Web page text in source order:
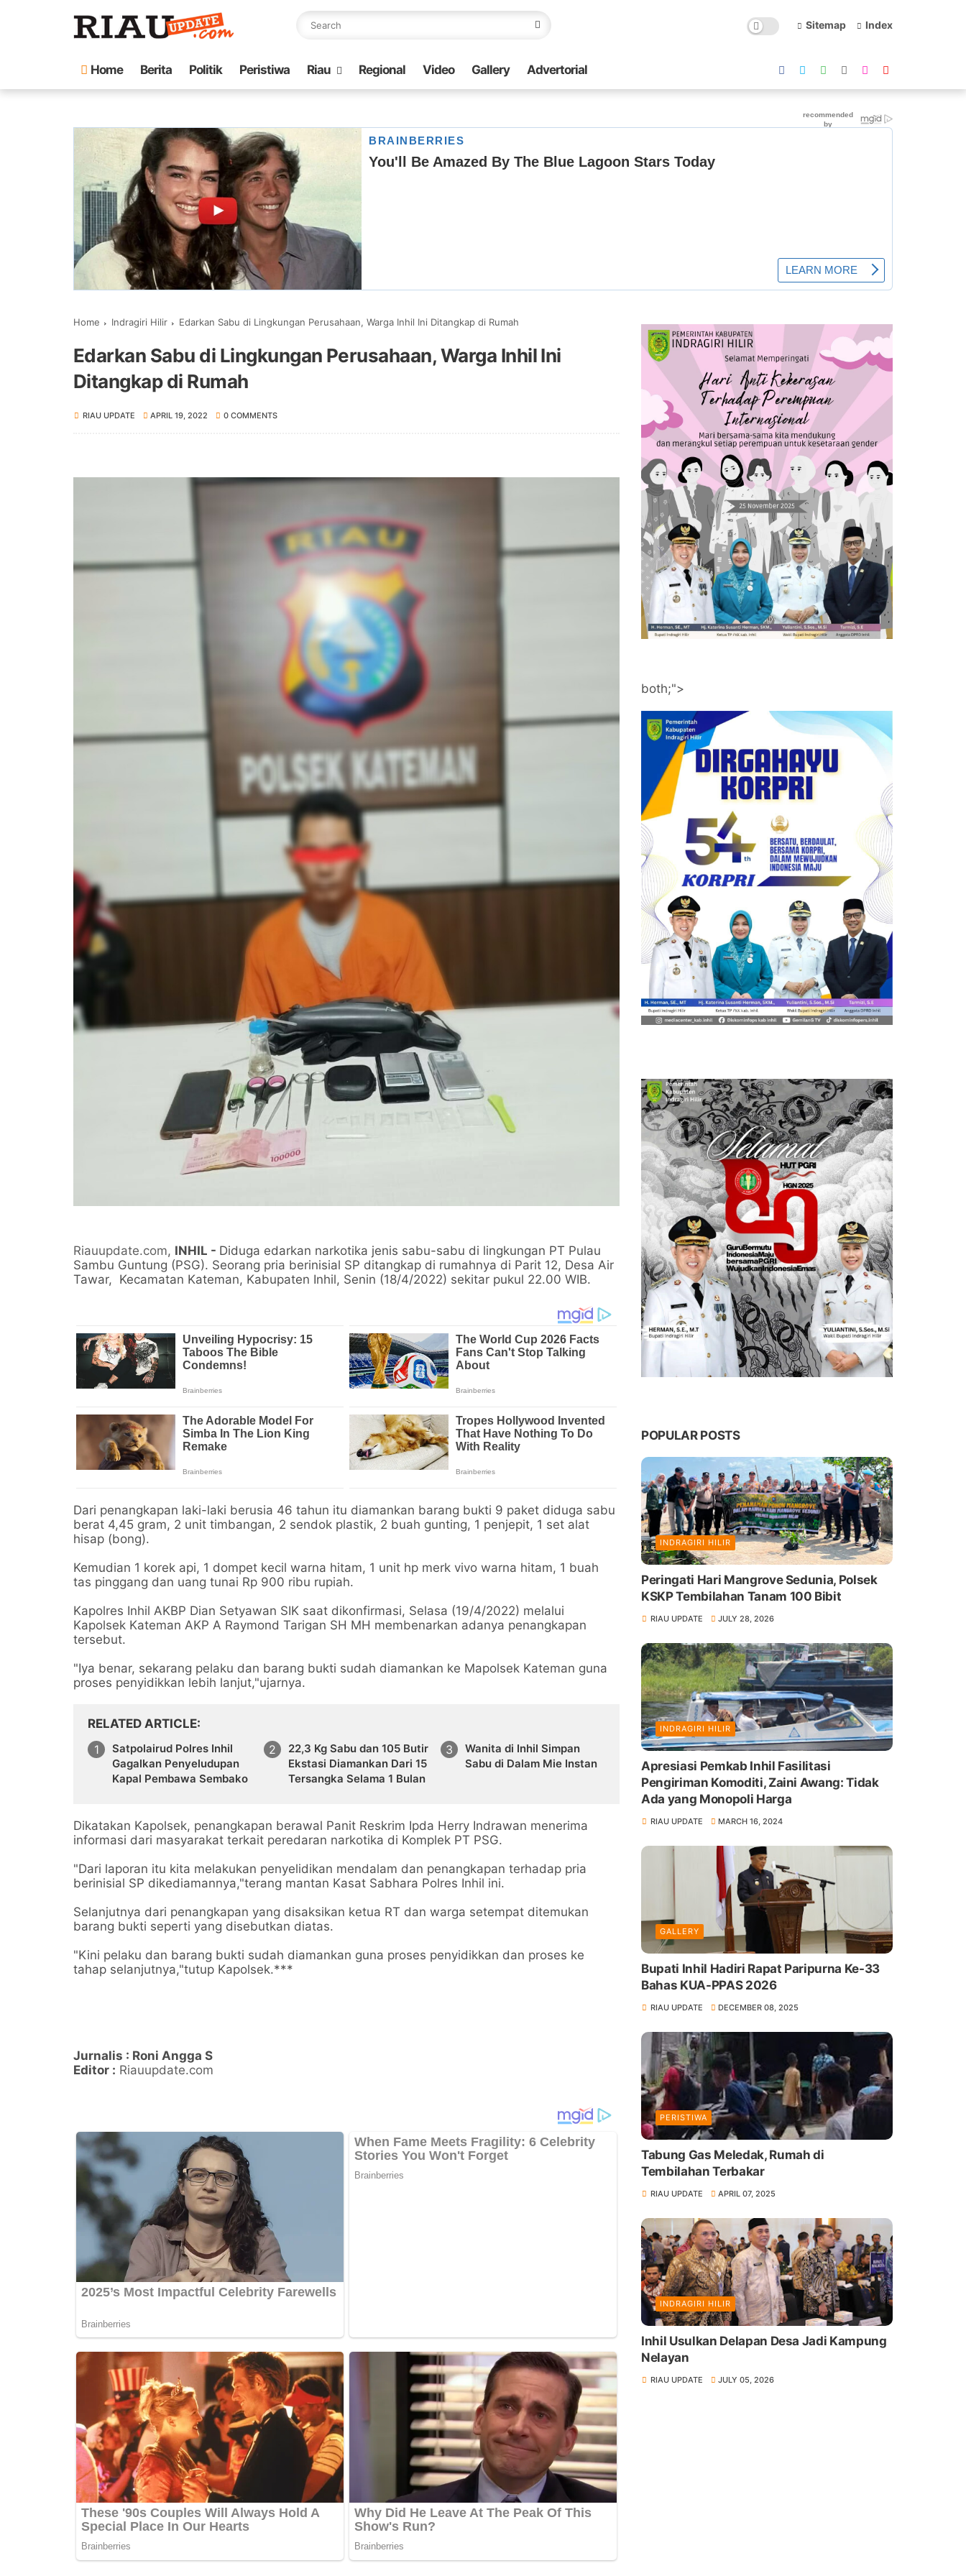
Sitemap Index
Home Berita Politik Peristiwa Riau Regional Video Gallery Advertorial
Home Indragiri Hilir Edarkan Sabu di Lingkungan Perusahaan, Warga Inhil Ini Ditangkap di Rumah
Edarkan Sabu di Lingkungan Perusahaan, Warga Inhil Ini
Ditangkap di Rumah
RIAU UPDATE APRIL 19, 2022 0 COMMENTS
Riauupdate.com, INHIL - Diduga edarkan narkotika jenis sabu-sabu di lingkungan PT Pulau
Sambu Guntung (PSG). Seorang pria berinisial SP ditangkap di rumahnya di Parit 12, Desa Air
Tawar, Kecamatan Kateman, Kabupaten Inhil, Senin (18/4/2022) sekitar pukul 22.00 WIB.
Dari penangkapan laki-laki berusia 46 tahun itu diamankan barang bukti 9 paket diduga sabu
berat 4,45 gram, 2 unit timbangan, 2 sendok plastik, 2 buah gunting, 1 penjepit, 1 set alat
hisap (bong).
Kemudian 1 korek api, 1 dompet kecil warna hitam, 1 unit hp merk vivo warna hitam, 1 buah
tas pinggang dan uang tunai Rp 900 ribu rupiah.
Kapolres Inhil AKBP Dian Setyawan SIK saat dikonfirmasi, Selasa (19/4/2022) melalui
Kapolsek Kateman AKP A Raymond Tarigan SH MH membenarkan adanya penangkapan
tersebut.
"Iya benar, sekarang pelaku dan barang bukti sudah diamankan ke Mapolsek Kateman guna
proses penyidikkan lebih lanjut,"ujarnya.
RELATED ARTICLE
Satpolairud Polres Inhil
Gagalkan Penyeludupan
Kapal Pembawa Sembako
22,3 Kg Sabu dan 105 Butir
Ekstasi Diamankan Dari 15
Tersangka Selama 1 Bulan
Wanita di Inhil Simpan
Sabu di Dalam Mie Instan
Dikatakan Kapolsek, penangkapan berawal Panit Reskrim Ipda Herry Indrawan menerima
informasi dari masyarakat terkait peredaran narkotika di Komplek PT PSG.
"Dari laporan itu kita melakukan penyelidikan mendalam dan penangkapan terhadap pria
berinisial SP dikediamannya,"terang mantan Kasat Sabhara Polres Inhil ini.
Selanjutnya dari penangkapan yang disaksikan ketua RT dan warga setempat ditemukan
barang bukti seperti yang disebutkan diatas.
"Kini pelaku dan barang bukti sudah diamankan guna proses penyidikkan dan proses ke
tahap selanjutnya,"tutup Kapolsek.***
Jurnalis : Roni Angga S
Editor : Riauupdate.com
both;">
POPULAR POSTS
INDRAGIRI HILIR
Peringati Hari Mangrove Sedunia, Polsek
KSKP Tembilahan Tanam 100 Bibit
RIAU UPDATE JULY 28, 2026
INDRAGIRI HILIR
Apresiasi Pemkab Inhil Fasilitasi
Pengiriman Komoditi, Zaini Awang: Tidak
Ada yang Monopoli Harga
RIAU UPDATE MARCH 16, 2024
GALLERY
Bupati Inhil Hadiri Rapat Paripurna Ke-33
Bahas KUA-PPAS 2026
RIAU UPDATE DECEMBER 08, 2025
PERISTIWA
Tabung Gas Meledak, Rumah di
Tembilahan Terbakar
RIAU UPDATE APRIL 07, 2025
INDRAGIRI HILIR
Inhil Usulkan Delapan Desa Jadi Kampung
Nelayan
RIAU UPDATE JULY 05, 2026